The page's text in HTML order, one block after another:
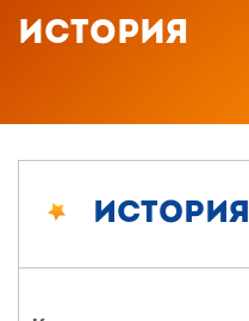
История
История